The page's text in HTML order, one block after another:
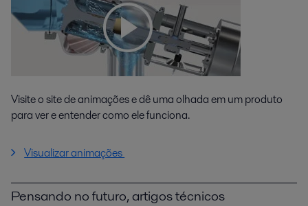
Visite o site de animações e dê uma olhada em um produto
para ver e entender como ele funciona.
Visualizar animações
Pensando no futuro, artigos técnicos